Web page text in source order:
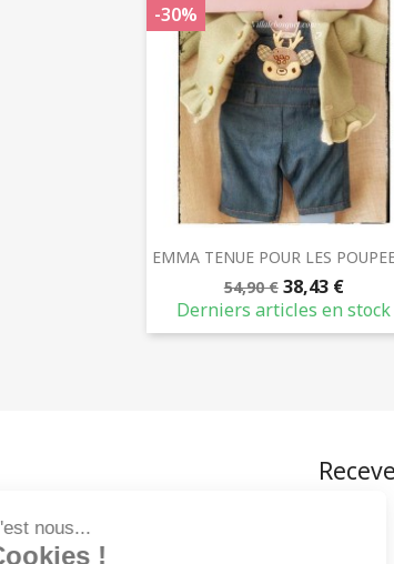
Aperçu rapide
EMMA TENUE POUR LES
54,90 € 38,43 €
Derniers articles en stock
-30%